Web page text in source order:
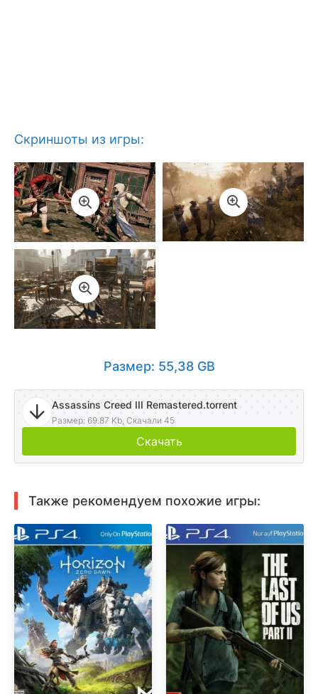
Скриншоты из игры:
Размер: 55,38 GB
Assassins Creed III Remastered.torrent
Размер: 69.87 Kb, Скачали 45
Скачать
Также рекомендуем похожие игры: